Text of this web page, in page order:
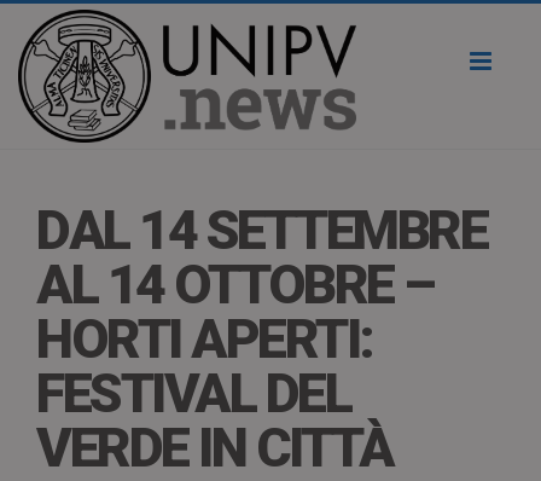
DAL 14 SETTEMBRE
AL 14 OTTOBRE –
HORTI APERTI:
FESTIVAL DEL
VERDE IN CITTÀ